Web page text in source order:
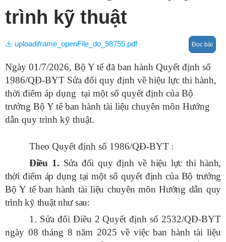
trình kỹ thuật
uploadiframe_openFile_do_98755.pdf Đọc bài
Ngày 01/7/2026, Bộ Y tế đã ban hành Quyết định số
1986/QĐ-BYT Sửa đổi quy định về hiệu lực thi hành,
thời điểm áp dụng tại một số quyết định của Bộ
trưởng Bộ Y tế ban hành tài liệu chuyên môn Hướng
dẫn quy trình kỹ thuật.
Theo Quyết định số 1986/QĐ-BYT :
Điều 1. Sửa đổi quy định về hiệu lực thi hành,
thời điểm áp dụng tại một số quyết định của Bộ trưởng
Bộ Y tế ban hành tài liệu chuyên môn Hướng dẫn quy
trình kỹ thuật như sau:
1. Sửa đổi Điều 2 Quyết định số 2532/QĐ-BYT
ngày 08 tháng 8 năm 2025 về việc ban hành tài liệu